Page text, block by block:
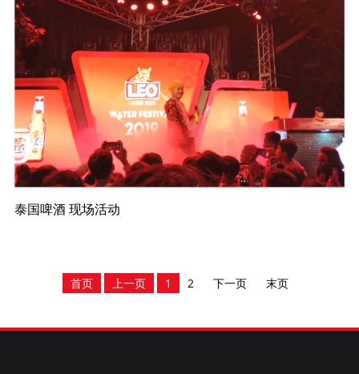
泰国啤酒 现场活动
首页 上一页 1 2 下一页 末页